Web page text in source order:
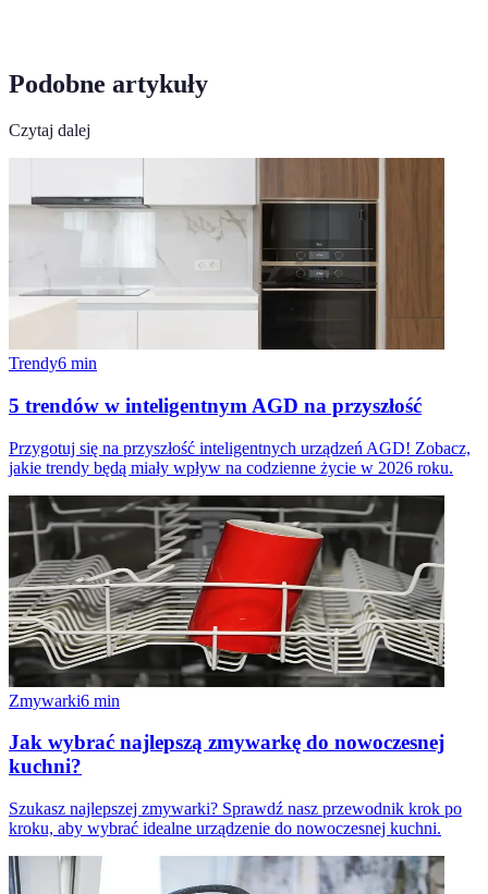
Podobne artykuły
Czytaj dalej
Trendy6 min
5 trendów w inteligentnym AGD na przyszłość
Przygotuj się na przyszłość inteligentnych urządzeń AGD! Zobacz,
jakie trendy będą miały wpływ na codzienne życie w 2026 roku.
Zmywarki6 min
Jak wybrać najlepszą zmywarkę do nowoczesnej
kuchni?
Szukasz najlepszej zmywarki? Sprawdź nasz przewodnik krok po
kroku, aby wybrać idealne urządzenie do nowoczesnej kuchni.